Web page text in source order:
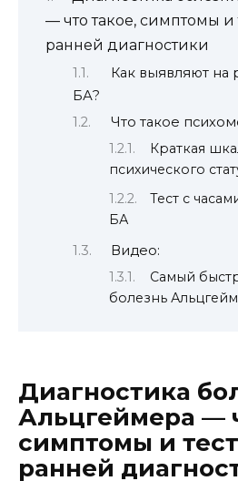
— что такое, симптомы и
ранней диагностики
Как выявляют на
БА?
Что такое
Краткая
психического
Тест с
БА
Видео:
Самый
болезнь
Диагностика
Альцгеймера —
симптомы и
ранней